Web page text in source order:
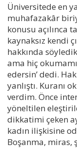
Üniversitede en
muhafazakâr
konusu açılınca
kaynaksız kendi
hakkında
ama hiç
edersin’ dedi.
yanlıştı. Kuranı
verdim. Önce
yöneltilen
dikkatimi çeken
kadın ilişkisine
Boşanma, miras,